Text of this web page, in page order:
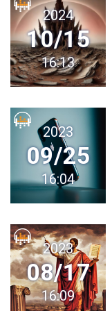
2024
10/15
16:13
2023
09/25
16:04
2023
08/17
16:09